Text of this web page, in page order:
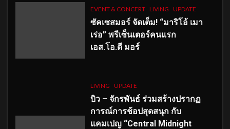
EVENT & CONCERT LIVING UPDATE
ซัคเซสมอร์ จัดเต็ม! “มาริโอ้ เมา
เร่อ” พรีเซ็นเตอร์คนแรก
เอส.โอ.ดี มอร์
LIVING UPDATE
บิว – จักรพันธ์ ร่วมสร้างปรากฏ
การณ์การช้อปสุดสนุก กับ
แคมเปญ “Central Midnight